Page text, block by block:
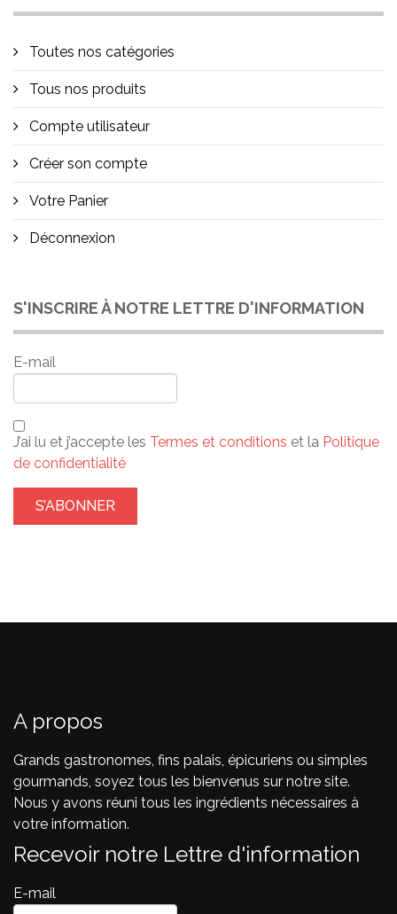
Toutes nos catégories
Tous nos produits
Compte utilisateur
Créer son compte
Votre Panier
Déconnexion
S'INSCRIRE À NOTRE LETTRE D'INFORMATION
E-mail
J’ai lu et j’accepte les Termes et conditions et la Politique
de confidentialité
A propos
Grands gastronomes, fins palais, épicuriens ou simples
gourmands, soyez tous les bienvenus sur notre site.
Nous y avons réuni tous les ingrédients nécessaires à
votre information.
Recevoir notre Lettre d'information
E-mail